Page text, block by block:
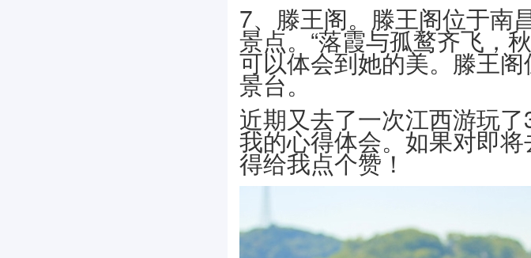
7、滕王阁。滕王阁位于南
景点。“落霞与孤鹜齐飞，
可以体会到她的美。滕王
景台。
近期又去了一次江西游玩
我的心得体会。如果对即
得给我点个赞！